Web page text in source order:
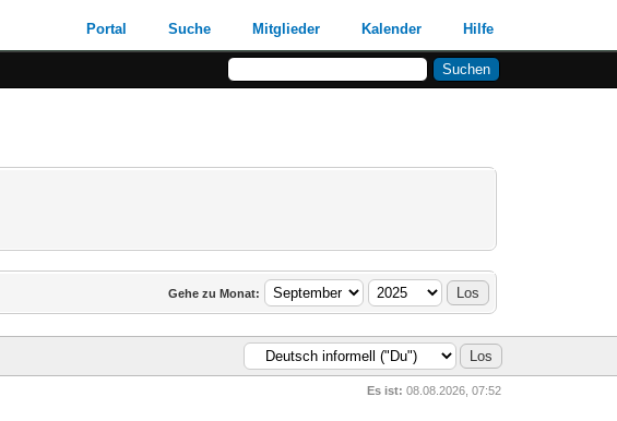
Portal Suche Mitglieder Kalender Hilfe
Gehe zu Monat:
Es ist: 08.08.2026, 07:52